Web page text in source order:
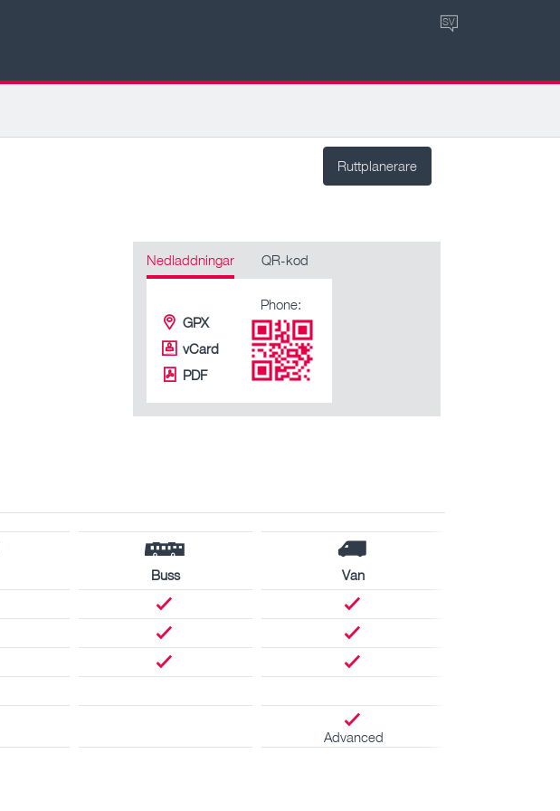
SV
Ruttplanerare
Nedladdningar QR-kod
GPX
vCard
PDF
Phone:
Buss
Van
Advanced